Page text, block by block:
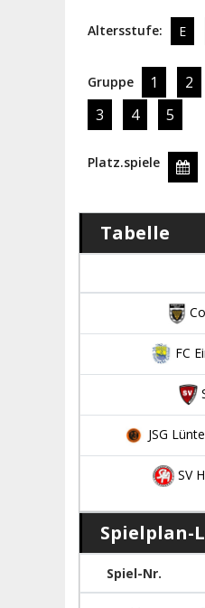
Altersstufe: E
Gruppe 1
2
3
4 5
Platz.spiele
Tabelle
FC
JSG
SV
Spielplan-
Spiel-Nr.